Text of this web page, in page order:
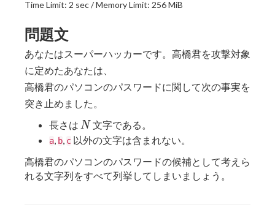
Time Limit: 2 sec / Memory Limit: 256 MiB
問題文
あなたはスーパーハッカーです。高橋君を攻撃対象
に定めたあなたは、
高橋君のパソコンのパスワードに関して次の事実を
突き止めました。
長さは N
N 文字である。
a, b, c 以外の文字は含まれない。
高橋君のパソコンのパスワードの候補として考えら
れる文字列をすべて列挙してしまいましょう。